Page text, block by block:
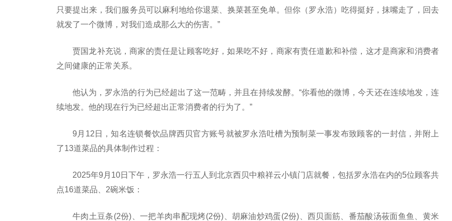
只要提出来，我们服务员可以麻利地给你退菜、换菜甚至免单。但你（罗永浩）吃得挺好，抹嘴走了，回去
就发了一个微博，对我们造成那么大的伤害。”
贾国龙补充说，商家的责任是让顾客吃好，如果吃不好，商家有责任道歉和补偿，这才是商家和消费者
之间健康的正常关系。
他认为，罗永浩的行为已经超出了这一范畴，并且在持续发酵。“你看他的微博，今天还在连续地发，连
续地发。他的现在行为已经超出正常消费者的行为了。”
9月12日，知名连锁餐饮品牌西贝官方账号就被罗永浩吐槽为预制菜一事发布致顾客的一封信，并附上
了13道菜品的具体制作过程：
2025年9月10日下午，罗永浩一行五人到北京西贝中粮祥云小镇门店就餐，包括罗永浩在内的5位顾客共
点16道菜品、2碗米饭：
牛肉土豆条(2份)、一把羊肉串配现烤(2份)、胡麻油炒鸡蛋(2份)、西贝面筋、番茄酸汤莜面鱼鱼、黄米